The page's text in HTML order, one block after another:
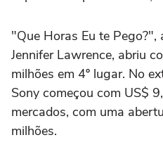
"Que Horas Eu te Pego?",
Jennifer Lawrence, abriu
milhões em 4º lugar. No
Sony começou com US$
mercados, com uma
milhões.